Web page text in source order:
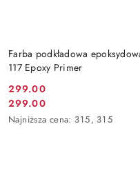
Farba podkładowa
117 Epoxy Primer
Cena
promocyjna:
299.00
Cena
promocyjna:
299.00
Najniższa
Najniższa cena: 315, 315